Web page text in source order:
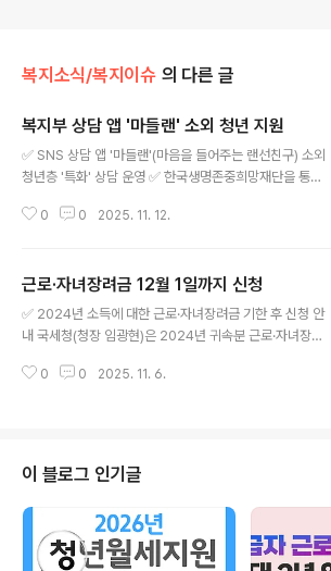
복지소식/복지이슈 의 다른 글
복지부 상담 앱 '마들랜' 소외 청년 지원
✅ SNS 상담 앱 '마들랜'(마음을 들어주는 랜선친구) 소외
청년층 '특화' 상담 운영 ✅ 한국생명존중희망재단을 통해
정은경)는 소외 청년층을 지원하기 위하여 한국생명존중희
밝혔다. 동 상담사업은 지난 10월 22일(수)부터 시범사업
형태로 시행되어, 고립·은둔 청년 등 소외 청년층의 상담·소
통 등 말벗 역할을 하고 있다. 그동안 소외 청년층은 우울
절된 특성으로 인하여 방문상담이나 전화상담 형태의 지원
0 0 2025. 11. 12.
근로·자녀장려금 12월 1일까지 신청
✅ 2024년 소득에 대한 근로·자녀장려금 기한 후 신청 안
내 국세청(청장 임광현)은 2024년 귀속분 근로·자녀장려
을 발송하였습니다.☞신청기한은? 정기신청 기간 종료일
득이 단독 가구는 2,200만 원, 홑벌이 가구는 3,200만
원, 맞벌이 가구는 부부합산 4,400만 원 미만이고, 가구원
전체의 재산합계액(6.1.기준)이 2억 4천만 원 미만*이어야
합니다. * 재산합계액이 1억 7천만 원 이상 2억 4천만 원
미만은 산정된 장려금의 50% 지급 자녀장려금은 18..
0 0 2025. 11. 6.
이 블로그 인기글